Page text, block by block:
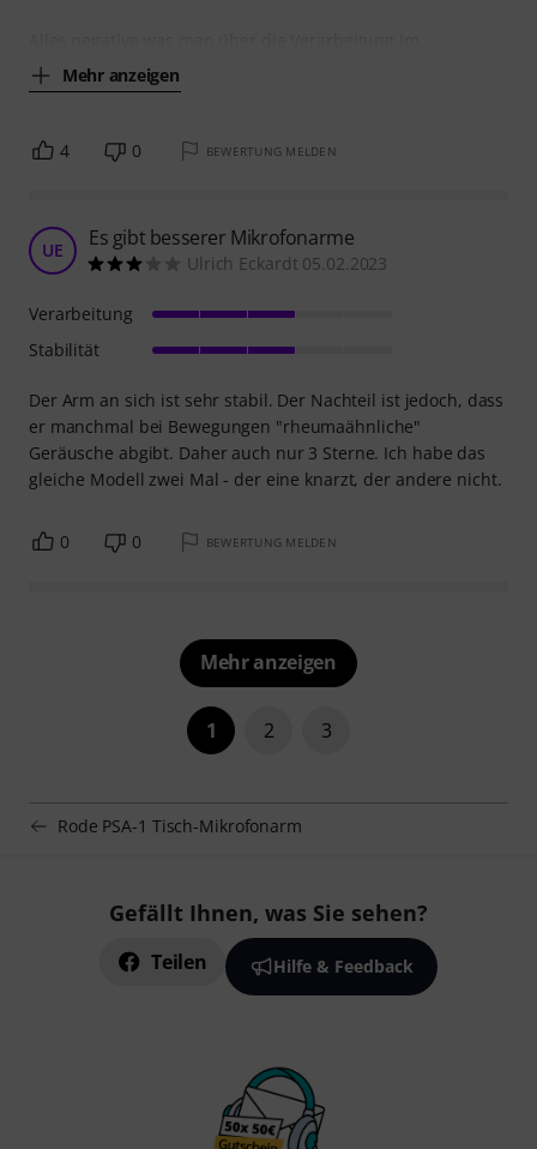
Mehr anzeigen
4 0 BEWERTUNG MELDEN
UE Es gibt besserer Mikrofonarme
Ulrich Eckardt 05.02.2023
Der Arm an sich ist sehr stabil. Der Nachteil ist jedoch, dass
er manchmal bei Bewegungen "rheumaähnliche"
Geräusche abgibt. Daher auch nur 3 Sterne. Ich habe das
gleiche Modell zwei Mal - der eine knarzt, der andere nicht.
Verarbeitung
Stabilität
0 0 BEWERTUNG MELDEN
Mehr anzeigen
1 2 3
Rode PSA-1 Tisch-Mikrofonarm
Gefällt Ihnen, was Sie sehen?
Teilen Hilfe & Feedback